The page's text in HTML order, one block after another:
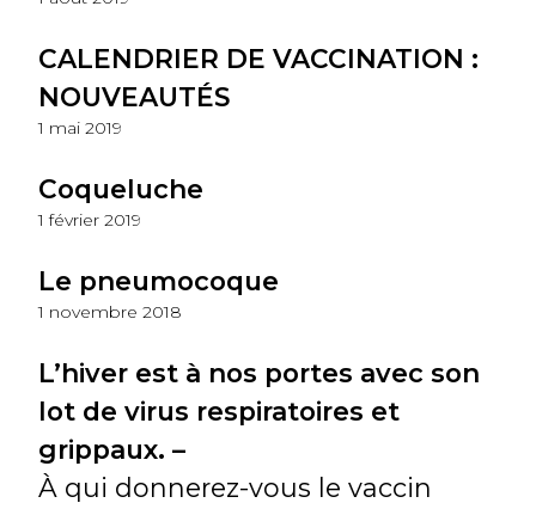
CALENDRIER DE VACCINATION :
NOUVEAUTÉS
1 mai 2019
Coqueluche
1 février 2019
Le pneumocoque
1 novembre 2018
L’hiver est à nos portes avec son
lot de virus respiratoires et
grippaux. –
À qui donnerez-vous le vaccin